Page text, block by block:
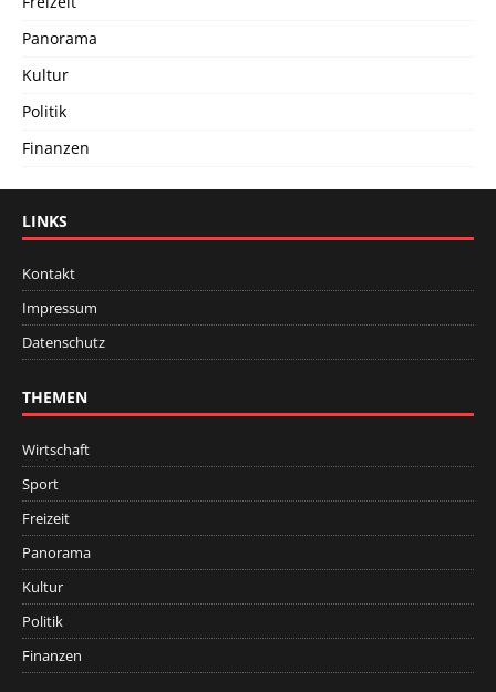
Panorama
Kultur
Politik
Finanzen
LINKS
Kontakt
Impressum
Datenschutz
THEMEN
Wirtschaft
Sport
Freizeit
Panorama
Kultur
Politik
Finanzen